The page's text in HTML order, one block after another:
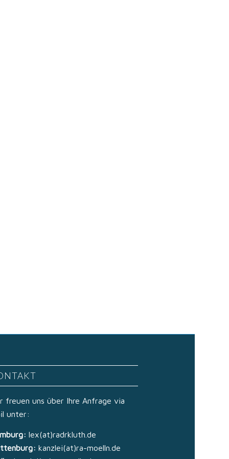
freuen uns über Ihre Anfrage via
unter:
lex(at)radrkluth.de
kanzlei(at)ra-moelln.de